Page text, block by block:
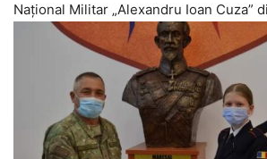
Național Militar „Alexandru Ioan Cuza”